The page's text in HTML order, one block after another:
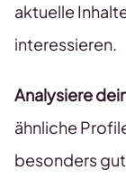
aktuelle
interessieren.
Analysiere
ähnliche
besonders